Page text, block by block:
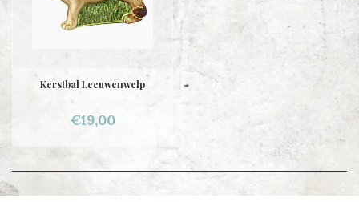
Kerstbal Leeuwenwelp
€19,00